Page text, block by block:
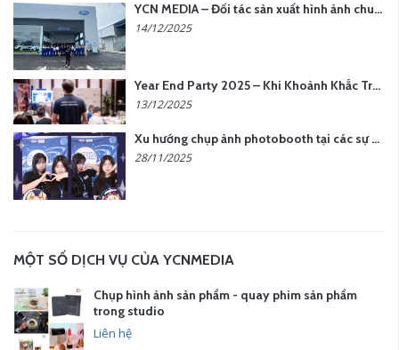
YCN MEDIA – Đối tác sản xuất hình ảnh chuyên nghiệp cho doanh nghiệp tại Hà Nội
14/12/2025
Year End Party 2025 – Khi Khoảnh Khắc Trở Thành Dấu Ấn | Gói Ưu Đãi Tháng 12 Từ YCN Media
13/12/2025
Xu hướng chụp ảnh photobooth tại các sự kiện hiện nay
28/11/2025
MỘT SỐ DỊCH VỤ CỦA YCNMEDIA
Chụp hình ảnh sản phẩm - quay phim sản phẩm
trong studio
Liên hệ